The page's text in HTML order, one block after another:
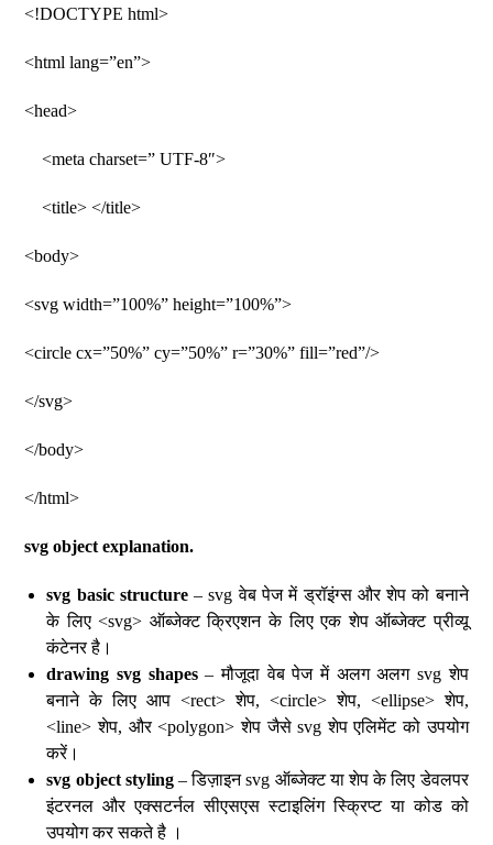
<!DOCTYPE html>
<html lang=”en”>
<head>
<meta charset=” UTF-8″>
<title> </title>
<body>
<svg width=”100%” height=”100%”>
<circle cx=”50%” cy=”50%” r=”30%” fill=”red”/>
</svg>
</body>
</html>
svg object explanation.
svg basic structure– svg वेब पेज में ड्रॉइंग्स और शेप को बनाने
के लिए <svg> ऑब्जेक्ट क्रिएशन के लिए एक शेप ऑब्जेक्ट प्रीव्यू
कंटेनर है।
drawing svg shapes– मौजूदा वेब पेज में अलग अलग svg शेप
बनाने के लिए आप <rect> शेप, <circle> शेप, <ellipse> शेप,
<line> शेप, और <polygon> शेप जैसे svg शेप एलिमेंट को उपयोग
करें।
svg object styling– डिज़ाइन svg ऑब्जेक्ट या शेप के लिए डेवलपर
इंटरनल और एक्सटर्नल सीएसएस स्टाइलिंग स्क्रिप्ट या कोड को
उपयोग कर सकते है ।